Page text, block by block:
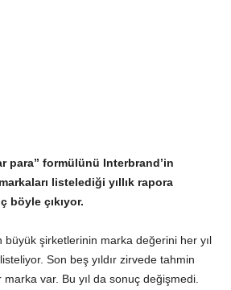
para” formülünü Interbrand’in
listelediği yıllık rapora
böyle çıkıyor.
büyük şirketlerinin marka değerini her yıl
Son beş yıldır zirvede tahmin
var. Bu yıl da sonuç değişmedi.